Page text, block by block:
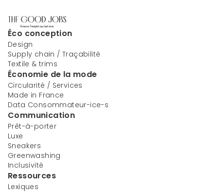
Éco conception
Design
Supply chain / Traçabilité
Textile & trims
Économie de la mode
Circularité / Services
Made in France
Data Consommateur-ice-s
Communication
Prêt-à-porter
Luxe
Sneakers
Greenwashing
Inclusivité
Ressources
Lexiques